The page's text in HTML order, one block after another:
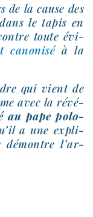
de la cause des
le tapis en
toute évi­
cano­ni­séà la
qui vient de
avec la révé­
au pape polo­
a une expli­
démontre l’ar­